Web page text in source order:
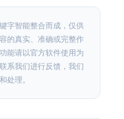
字智能整合而成，仅供
的真实、准确或完整作
能请以官方软件使用为
系我们进行反馈，我们
处理。